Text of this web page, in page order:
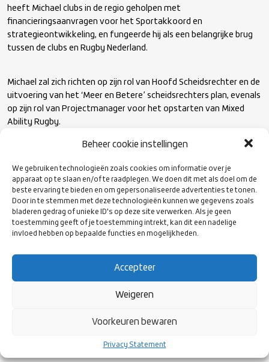
Beheer cookie instellingen
We gebruiken technologieën zoals cookies om informatie over je
apparaat op te slaan en/of te raadplegen. We doen dit met als doel om de
beste ervaring te bieden en om gepersonaliseerde advertenties te tonen.
Door in te stemmen met deze technologieën kunnen we gegevens zoals
bladeren gedrag of unieke ID's op deze site verwerken. Als je geen
toestemming geeft of je toestemming intrekt, kan dit een nadelige
invloed hebben op bepaalde functies en mogelijkheden.
Accepteer
Weigeren
Voorkeuren bewaren
Privacy Statement
heeft Michael clubs in de regio geholpen met
financieringsaanvragen voor het Sportakkoord en
strategieontwikkeling, en fungeerde hij als een belangrijke brug
tussen de clubs en Rugby Nederland.
Michael zal zich richten op zijn rol van Hoofd Scheidsrechter en de
uitvoering van het ‘Meer en Betere’ scheidsrechters plan, evenals
op zijn rol van Projectmanager voor het opstarten van Mixed
Ability Rugby.
wil als eerste ook MIchael bedanken voor het werk wat hij de
afgelopen 2 jaar al heeft gedaan. Edwin zal dan ook verder gaan
met de gestelde doelen door het district om deze samen met de
clubs te bewerkstelligen.
maken en samen te kijken waar hij elke club op eigen niveau kan
coordinator-noordwest@rugby.nl